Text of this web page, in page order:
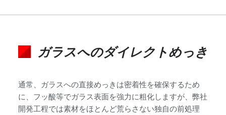
ガラスへのダイレクトめっき
通常、ガラスへの直接めっきは密着性を確保するため
に、フッ酸等でガラス表面を強力に粗化しますが、弊社
開発工程では素材をほとんど荒らさない独自の前処理